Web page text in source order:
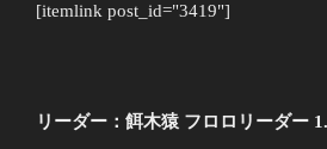
[itemlink post_id="3419"]
リーダー：餌木猿 フロロリーダー